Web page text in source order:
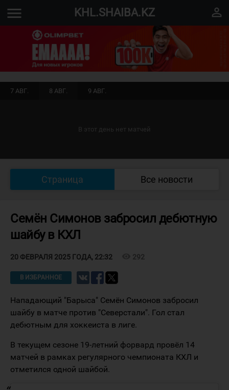
menu KHL.SHAIBA.KZ perm_identity
7 АВГ. 8 АВГ. 9 АВГ.
В этот день нет матчей
Страница Все новости
Семён Симонов забросил дебютную
шайбу в КХЛ
20 ФЕВРАЛЯ 2025 ГОДА, 22:32 292
В ИЗБРАННОЕ
Нападающий "Барыса" Семён Симонов забросил
шайбу в матче против "Северстали". Гол стал
дебютным для хоккеиста в лиге.
В текущем сезоне 19-летний форвард провёл 14
матчей в рамках регулярного чемпионата КХЛ и
отметился одной шайбой.